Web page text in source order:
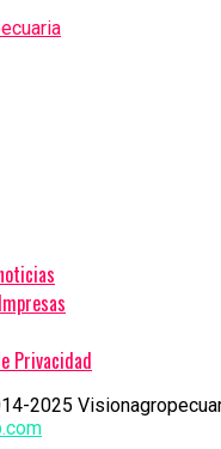
Privacidad
2025